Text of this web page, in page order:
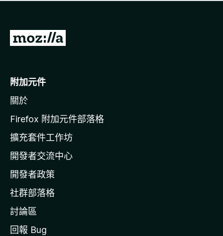
有
前
o
i
l
a
官
網
附加元件
關於
Firefox 附加元件部落格
擴充套件工作坊
開發者交流中心
開發者政策
社群部落格
討論區
回報 Bug